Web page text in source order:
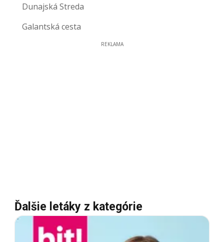
Dunajská Streda
Galantská cesta
REKLAMA
Ďalšie letáky z kategórie